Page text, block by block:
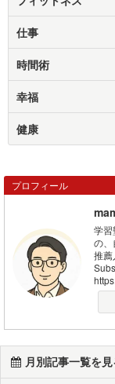
仕事
時間術
幸福
健康
プロフィール
学習
の、
推薦
月別記事一覧を見